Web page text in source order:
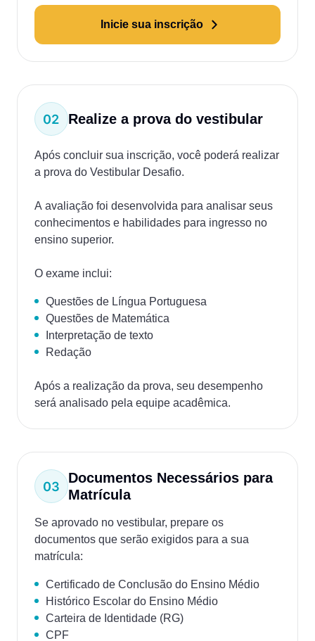
Inicie sua inscrição
Realize a prova do vestibular
Após concluir sua inscrição, você poderá realizar
a prova do Vestibular Desafio.
A avaliação foi desenvolvida para analisar seus
conhecimentos e habilidades para ingresso no
ensino superior.
O exame inclui:
Questões de Língua Portuguesa
Questões de Matemática
Interpretação de texto
Redação
Após a realização da prova, seu desempenho
será analisado pela equipe acadêmica.
Documentos Necessários para
Matrícula
Se aprovado no vestibular, prepare os
documentos que serão exigidos para a sua
matrícula:
Certificado de Conclusão do Ensino Médio
Histórico Escolar do Ensino Médio
Carteira de Identidade (RG)
CPF